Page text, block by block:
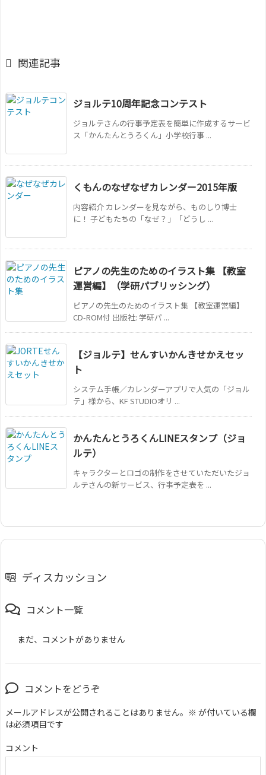
 関連記事
ジョルテ10周年記念コンテスト
ジョルテさんの行事予定表を簡単に作成するサービ
ス「かんたんとうろくん」小学校行事 ...
くもんのなぜなぜカレンダー2015年版
内容紹介 カレンダーを見ながら、ものしり博士
に！ 子どもたちの「なぜ？」「どうし ...
ピアノの先生のためのイラスト集 【教室
運営編】（学研パブリッシング）
ピアノの先生のためのイラスト集 【教室運営編】
CD-ROM付 出版社: 学研パ ...
【ジョルテ】せんすいかんきせかえセッ
ト
システム手帳／カレンダーアプリで人気の「ジョル
テ」様から、KF STUDIOオリ ...
かんたんとうろくんLINEスタンプ（ジョ
ルテ）
キャラクターとロゴの制作をさせていただいたジョ
ルテさんの新サービス、行事予定表を ...
ディスカッション
コメント一覧
まだ、コメントがありません
コメントをどうぞ
メールアドレスが公開されることはありません。 ※ が付いている欄
は必須項目です
コメント